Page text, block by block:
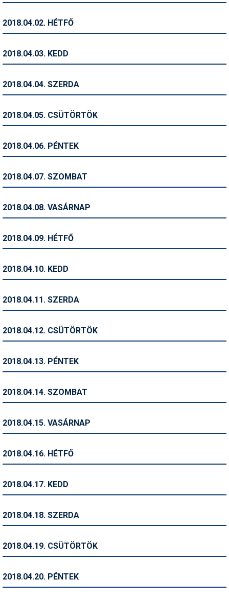
Ingatlan
Kerékpár
Magazinok
Pályázatok
Síbérletárak
Sífelszerelés
Símánia
Síszerviz
Snowboard
2018.04.02. HÉTFŐ
2018.04.03. KEDD
2018.04.04. SZERDA
2018.04.05. CSÜTÖRTÖK
2018.04.06. PÉNTEK
2018.04.07. SZOMBAT
2018.04.08. VASÁRNAP
2018.04.09. HÉTFŐ
2018.04.10. KEDD
2018.04.11. SZERDA
2018.04.12. CSÜTÖRTÖK
2018.04.13. PÉNTEK
2018.04.14. SZOMBAT
2018.04.15. VASÁRNAP
2018.04.16. HÉTFŐ
2018.04.17. KEDD
2018.04.18. SZERDA
2018.04.19. CSÜTÖRTÖK
2018.04.20. PÉNTEK